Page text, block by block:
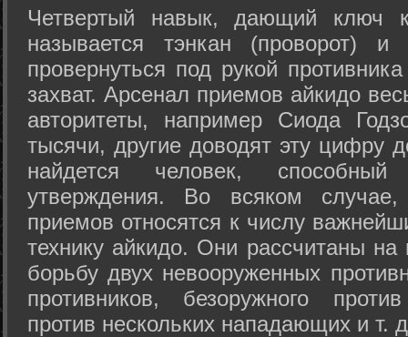
Четвертый навык, дающий ключ
называется тэнкан (проворот)
провернуться под рукой
захват. Арсенал приемов айкидо
авторитеты, например Сиода
тысячи, другие доводят эту цифру
найдется человек,
утверждения. Во всяком
приемов относятся к числу
технику айкидо. Они рассчитаны
борьбу двух невооруженных
противников, безоружного
против нескольких нападающих и т.